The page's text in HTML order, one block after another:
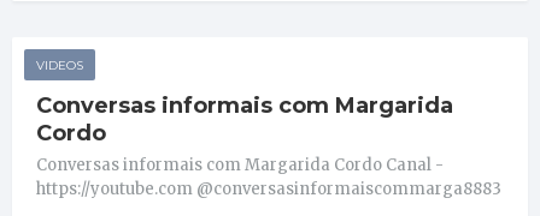
VIDEOS
Conversas informais com Margarida
Cordo
Conversas informais com Margarida Cordo Canal -
https://youtube.com @conversasinformaiscommarga8883